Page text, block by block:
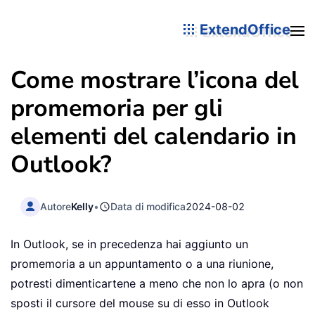
ExtendOffice
Come mostrare l’icona del
promemoria per gli
elementi del calendario in
Outlook?
AutoreKelly• Data di modifica2024-08-02
In Outlook, se in precedenza hai aggiunto un
promemoria a un appuntamento o a una riunione,
potresti dimenticartene a meno che non lo apra (o non
sposti il cursore del mouse su di esso in Outlook